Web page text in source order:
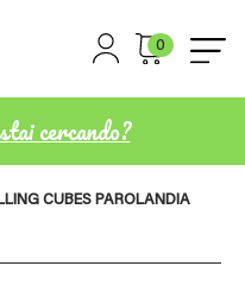
0
cercando?
CUBES PAROLANDIA